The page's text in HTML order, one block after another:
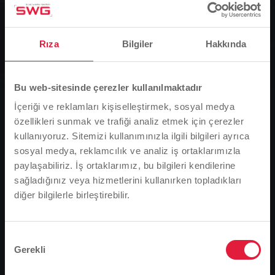
Rıza Bilgiler Hakkında
Bu web-sitesinde çerezler kullanılmaktadır
İçeriği ve reklamları kişiselleştirmek, sosyal medya
özellikleri sunmak ve trafiği analiz etmek için çerezler
kullanıyoruz. Sitemizi kullanımınızla ilgili bilgileri ayrıca
sosyal medya, reklamcılık ve analiz iş ortaklarımızla
paylaşabiliriz. İş ortaklarımız, bu bilgileri kendilerine
sağladığınız veya hizmetlerini kullanırken topladıkları
diğer bilgilerle birleştirebilir.
Seçimi
Gerekli
Grup, Haberler
Otobüs şoförü çaresiz kadın için
ayağa kalktı
Medeni cesaret herkes için söz konusu değildir
0
You are here:
Ana Sayfa
Otobüs şoförü çaresiz kadın için ayağa kalktı
17.08.2004
Medeni cesaret herkes için söz konusu değildir
Berliner Platz'da dramatik bir gösteri gerçekleşti.
Stadtwerke Gießen AG (SWG) otobüs şoförü Jürgen
Lütfen dikkat
Tarayıcı dilinize bağlı olarak, web sitesinin dilini